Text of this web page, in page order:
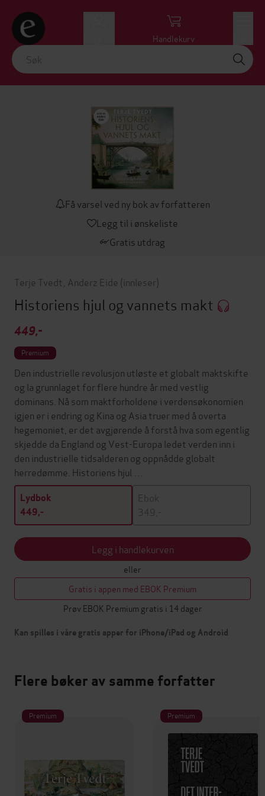
Handlekurv
Få varsel ved ny bok av forfatteren
Legg til i ønskeliste
Gratis utdrag
Terje Tvedt Anderz Eide (innleser)
Historiens hjul og vannets makt
449,-
Premium
Den industrielle revolusjon utløste et globalt maktskifte
og la grunnlaget for flere hundre år med vestlig
dominans. Nå som maktforholdene i verdensøkonomien
igjen er i endring og Kina og Asia truer med å overta
hegemoniet, er det avgjørende å forstå hva som egentlig
skjedde da England og Vest-Europa ledet verden inn i
den industrielle tidsalderen og oppnådde globalt
herredømme. Historiens hjul …
Lydbok
449,-
Ebok
349,-
Legg i handlekurven
eller
Gratis i appen med EBOK Premium
Prøv EBOK Premium gratis i 14 dager
Kan spilles i våre gratis apper for iPhone/iPad og Android
Flere bøker av samme forfatter
Premium Premium